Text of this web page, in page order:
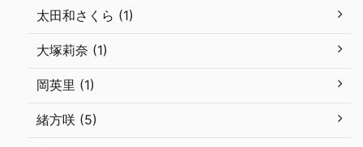
太田和さくら (1)
大塚莉奈 (1)
岡英里 (1)
緒方咲 (5)